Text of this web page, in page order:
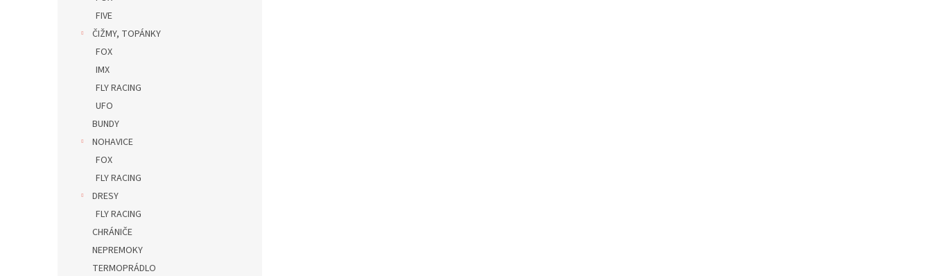
FIVE
ČIŽMY, TOPÁNKY
FOX
IMX
FLY RACING
UFO
BUNDY
NOHAVICE
FOX
FLY RACING
DRESY
FLY RACING
CHRÁNIČE
NEPREMOKY
TERMOPRÁDLO